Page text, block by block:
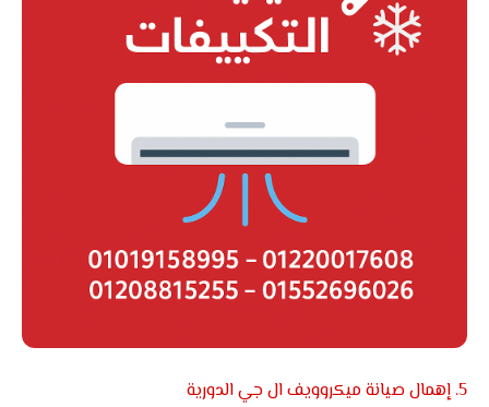
5. إهمال صيانة ميكروويف ال جي الدورية